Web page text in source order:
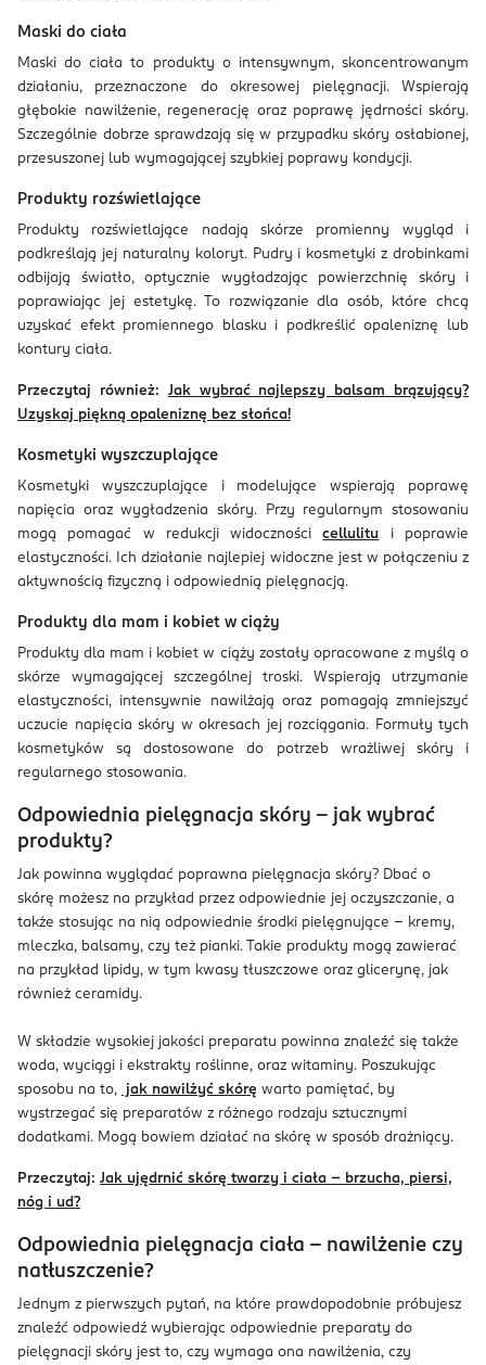
Maski do ciała
Maski do ciała to produkty o intensywnym, skoncentrowanym
działaniu, przeznaczone do okresowej pielęgnacji. Wspierają
głębokie nawilżenie, regenerację oraz poprawę jędrności skóry.
Szczególnie dobrze sprawdzają się w przypadku skóry osłabionej,
przesuszonej lub wymagającej szybkiej poprawy kondycji.
Produkty rozświetlające
Produkty rozświetlające nadają skórze promienny wygląd i
podkreślają jej naturalny koloryt. Pudry i kosmetyki z drobinkami
odbijają światło, optycznie wygładzając powierzchnię skóry i
poprawiając jej estetykę. To rozwiązanie dla osób, które chcą
uzyskać efekt promiennego blasku i podkreślić opaleniznę lub
kontury ciała.
Przeczytaj również:
Jak wybrać najlepszy balsam brązujący?
Uzyskaj piękną opaleniznę bez słońca!
Kosmetyki wyszczuplające
Kosmetyki wyszczuplające i modelujące wspierają poprawę
napięcia oraz wygładzenia skóry. Przy regularnym stosowaniu
mogą pomagać w redukcji widocznościcellulitu i poprawie
elastyczności. Ich działanie najlepiej widoczne jest w połączeniu z
aktywnością fizyczną i odpowiednią pielęgnacją.
Produkty dla mam i kobiet w ciąży
Produkty dla mam i kobiet w ciąży zostały opracowane z myślą o
skórze wymagającej szczególnej troski. Wspierają utrzymanie
elastyczności, intensywnie nawilżają oraz pomagają zmniejszyć
uczucie napięcia skóry w okresach jej rozciągania. Formuły tych
kosmetyków są dostosowane do potrzeb wrażliwej skóry i
regularnego stosowania.
Odpowiednia pielęgnacja skóry - jak wybrać
produkty?
Jak powinna wyglądać poprawna pielęgnacja skóry? Dbać o
skórę możesz na przykład przez odpowiednie jej oczyszczanie, a
także stosując na nią odpowiednie środki pielęgnujące – kremy,
mleczka, balsamy, czy też pianki. Takie produkty mogą zawierać
na przykład lipidy, w tym kwasy tłuszczowe oraz glicerynę, jak
również ceramidy.
W składzie wysokiej jakości preparatu powinna znaleźć się także
woda, wyciągi i ekstrakty roślinne, oraz witaminy. Poszukując
sposobu na to,
jak nawilżyć skórę warto pamiętać, by
wystrzegać się preparatów z różnego rodzaju sztucznymi
dodatkami. Mogą bowiem działać na skórę w sposób drażniący.
Przeczytaj: Jak ujędrnić skórę twarzy i ciała – brzucha, piersi,
nóg i ud?
Odpowiednia pielęgnacja ciała – nawilżenie czy
natłuszczenie?
Jednym z pierwszych pytań, na które prawdopodobnie próbujesz
znaleźć odpowiedź wybierając odpowiednie preparaty do
pielęgnacji skóry jest to, czy wymaga ona nawilżenia, czy